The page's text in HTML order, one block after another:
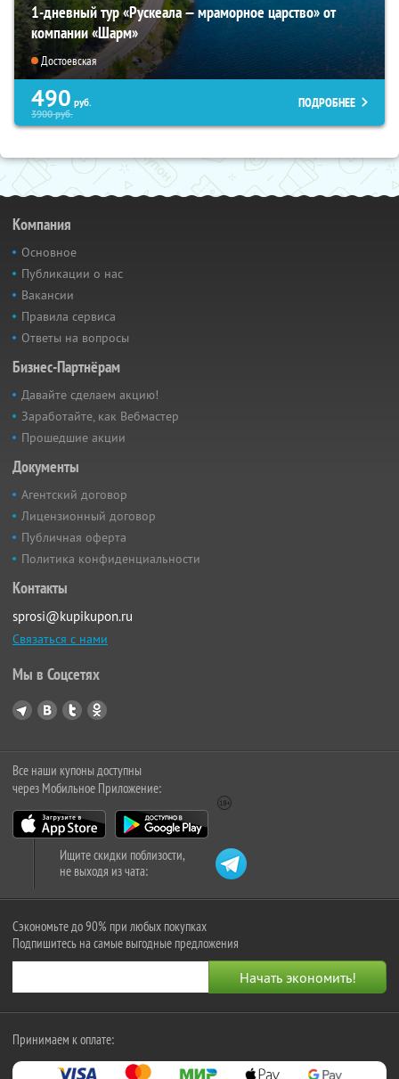
1-дневный тур «Рускеала — мраморное царство» от
компании «Шарм»
Достоевская
490 руб.
3900руб.
ПОДРОБНЕЕ
Компания
Основное
Публикации о нас
Вакансии
Правила сервиса
Ответы на вопросы
Бизнес-Партнёрам
Давайте сделаем акцию!
Заработайте, как Вебмастер
Прошедшие акции
Документы
Агентский договор
Лицензионный договор
Публичная оферта
Политика конфиденциальности
Контакты
sprosi@kupikupon.ru
Связаться с нами
Мы в Соцсетях
Все наши купоны доступны
через Мобильное Приложение:
Ищите скидки поблизости,
не выходя из чата:
Сэкономьте до 90% при любых покупках
Подпишитесь на самые выгодные предложения
Принимаем к оплате: